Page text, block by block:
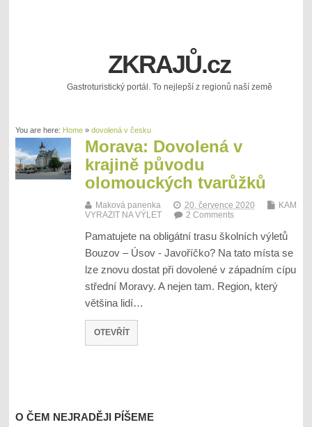
ZKRAJŮ.cz
Gastroturistický portál. To nejlepší z regionů naší země
You are here: Home» dovolená v česku
Morava: Dovolená v
krajině původu
olomouckých tvarůžků
Maková panenka 20. července 2020
KAM
VYRAZIT NA VÝLET
2 Comments
Pamatujete na obligátní trasu školních výletů
Bouzov – Úsov - Javoříčko? Na tato místa se
lze znovu dostat při dovolené v západním cípu
střední Moravy. A nejen tam. Region, který
většina lidí…
OTEVŘÍT
O ČEM NEJRADĚJI PÍŠEME